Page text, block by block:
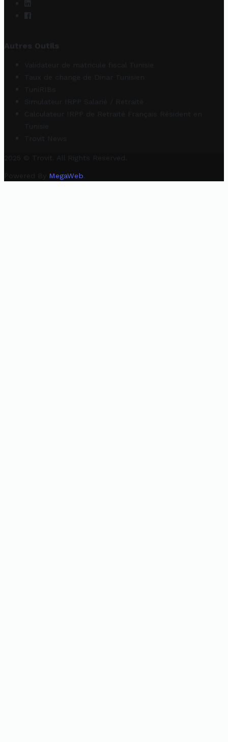
Autres Outils
Validateur de matricule fiscal Tunisie
Taux de change de Dinar Tunisien
TuniRIBs
Simulateur IRPP Salarié / Retraité
Calculateur IRPP de Retraité Français Résident en
Tunisie
Trovit News
2025 © Trovit. All Rights Reserved.
Powered By MegaWeb